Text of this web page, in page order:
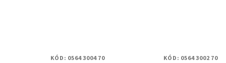
KÓD: 0564 3004 70 KÓD: 0564 3002 70